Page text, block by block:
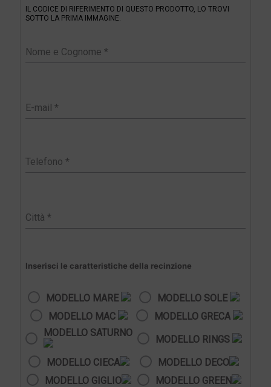
IL CODICE DI RIFERIMENTO DI QUESTO PRODOTTO, LO TROVI
SOTTO LA PRIMA IMMAGINE.
Inserisci le caratteristiche della recinzione
MODELLO MARE
MODELLO SOLE
MODELLO MAC
MODELLO GRECA
MODELLO SATURNO
MODELLO RINGS
MODELLO CIECA
MODELLO DECO
MODELLO GIGLIO
MODELLO GREEN